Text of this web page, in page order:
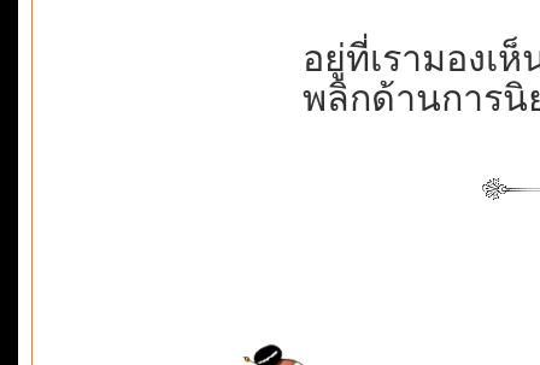
อยู่ที่เรามองเ
พลิกด้านการ